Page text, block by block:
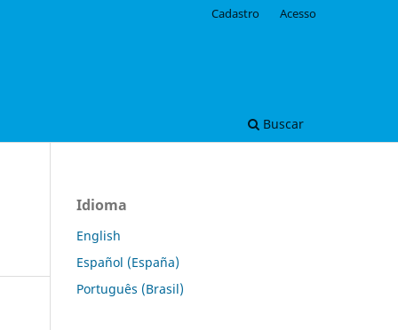
Buscar
Cadastro Acesso
Idioma
English
Español (España)
Português (Brasil)